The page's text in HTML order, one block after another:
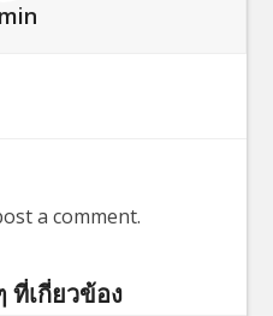
a comment.
เกี่ยวข้อง